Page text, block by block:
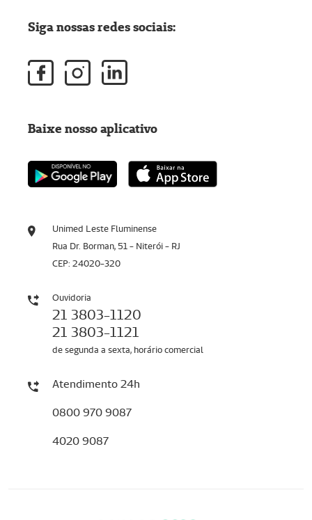
Unimed Leste Fluminense
Rua Dr. Borman, 51 - Niterói - RJ
CEP: 24020-320
Ouvidoria
21 3803-1120
21 3803-1121
de segunda a sexta, horário comercial
Atendimento 24h
0800 970 9087
4020 9087
Siga nossas redes sociais:
Baixe nosso aplicativo